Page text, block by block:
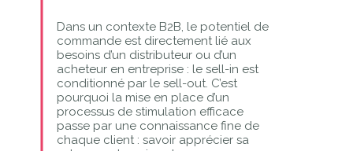
Dans un contexte B2B, le potentiel de
commande est directement lié aux
besoins d’un distributeur ou d’un
acheteur en entreprise : le sell-in est
conditionné par le sell-out. C’est
pourquoi la mise en place d’un
processus de stimulation efficace
passe par une connaissance fine de
chaque client : savoir apprécier sa